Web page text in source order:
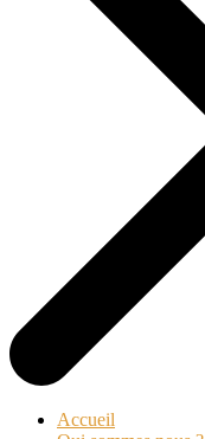
Accueil